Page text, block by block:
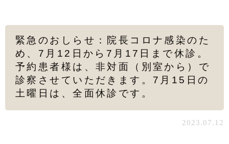
緊急のおしらせ：院長コロナ感染のた
め、7月12日から7月17日まで休診。
予約患者様は、非対面（別室から）で
診察させていただきます。7月15日の
土曜日は、全面休診です。
2023.07.12